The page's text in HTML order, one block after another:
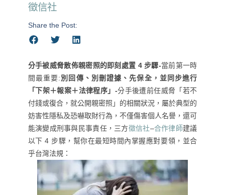
徵信社
Share the Post:
分手被威脅散佈親密照的即刻處置 4 步驟-當前第一時
間最重要:別回傳、別刪證據、先保全，並同步進行
「下架＋報案＋法律程序」-分手後遭前任威脅「若不
付錢或復合，就公開親密照」的相關狀況，屬於典型的
妨害性隱私及恐嚇取財行為，不僅傷害個人名譽，還可
能演變成刑事與民事責任，三方徵信社–合作律師建議
以下 4 步驟，幫你在最短時間內掌握應對要領，並合
乎台灣法規：